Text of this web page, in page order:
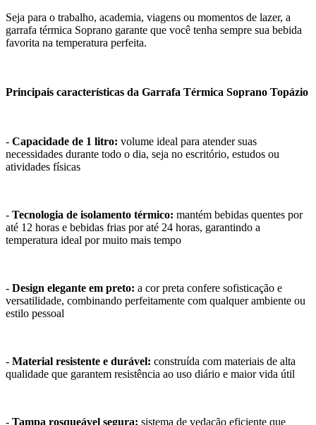
Seja para o trabalho, academia, viagens ou momentos de lazer, a
garrafa térmica Soprano garante que você tenha sempre sua bebida
favorita na temperatura perfeita.
Principais características da Garrafa Térmica Soprano Topázio
- Capacidade de 1 litro: volume ideal para atender suas
necessidades durante todo o dia, seja no escritório, estudos ou
atividades físicas
- Tecnologia de isolamento térmico: mantém bebidas quentes por
até 12 horas e bebidas frias por até 24 horas, garantindo a
temperatura ideal por muito mais tempo
- Design elegante em preto: a cor preta confere sofisticação e
versatilidade, combinando perfeitamente com qualquer ambiente ou
estilo pessoal
- Material resistente e durável: construída com materiais de alta
qualidade que garantem resistência ao uso diário e maior vida útil
- Tampa rosqueável segura: sistema de vedação eficiente que